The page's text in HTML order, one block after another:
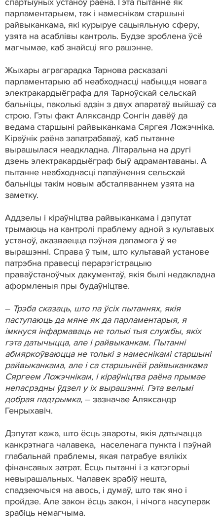
парламентарыем, так і намеснікам старшыні
райвыканкама, які курыруе сацыяльную сферу,
узята на асаблівы кантроль. Будзе зроблена ўсё
магчымае, каб знайсці яго рашэнне.
Жыхары аграгарадка Тарнова расказалі
парламентарыю аб неабходнасці набыцця новага
электракардыёграфа для Тарноўскай сельскай
бальніцы, паколькі адзін з двух апаратаў выйшаў са
строю. Гэты факт Аляксандр Сонгін давёў да
ведама старшыні райвыканкама Сяргея Ложэчніка.
Кіраўнік раёна запатрабаваў, каб пытанне
вырашылася неадкладна. Літаральна на другі
дзень электракардыёграф быў адрамантаваны. А
пытанне неабходнасці папаўнення сельскай
бальніцы такім новым абсталяваннем узята на
заметку.
Аддзелы і кіраўніцтва райвыканкама і дэпутат
трымаюць на кантролі праблему адной з культавых
устаноў, аказваецца пэўная дапамога ў яе
вырашэнні. Справа ў тым, што культавай установе
патрэбна правесці перарэгістрацыю
праваўстаноўчых дакументаў, якія былі недакладна
аформленыя пры будаўніцтве.
– Трэба сказаць, што па ўсіх пытаннях, якія
паступаюць да мяне як да парламентарыя, я
імкнуся інфармаваць не толькі тыя службы, якіх
гэта датычыцца, але і райвыканкам. Пытанні
абмяркоўваюцца не толькі з намеснікамі старшыні
райвыканкама, але і са старшынёй райвыканкама
Сяргеем Ложэчнікам, і кіраўніцтва раёна прымае
непасрэдны ўдзел у іх вырашэнні. Гэта вельмі
добрая падтрымка, – зазначае Аляксандр
Генрыхавіч.
Дэпутат кажа, што ёсць звароты, якія датычацца
канкрэтнага чалавека, населенага пункта і пэўнай
глабальнай праблемы, якая патрабуе вялікіх
фінансавых затрат. Ёсць пытанні і з катэгорыі
невырашальных. Чалавек зрабіў нешта,
спадзеючыся на авось, і думаў, што так яно і
пройдзе. Але закон ёсць закон, і нічога насуперак
зрабіць немагчыма.